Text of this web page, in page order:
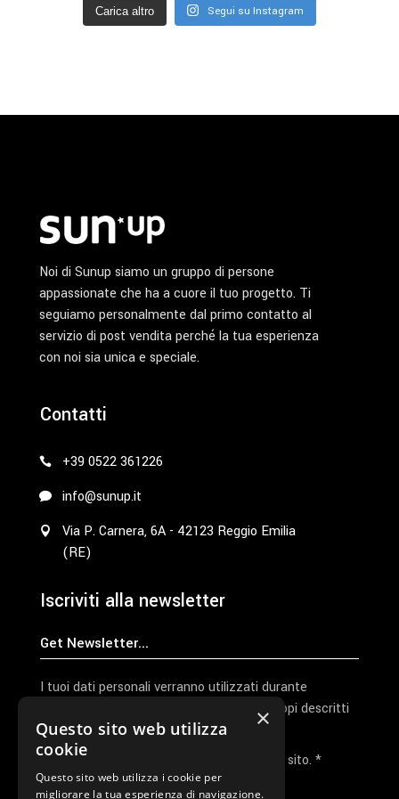
Carica altro Segui su Instagram
Noi di Sunup siamo un gruppo di persone
appassionate che ha a cuore il tuo progetto. Ti
seguiamo personalmente dal primo contatto al
servizio di post vendita perché la tua esperienza
con noi sia unica e speciale.
Contatti
+39 0522 361226
info@sunup.it
Via P. Carnera, 6A - 42123 Reggio Emilia
(RE)
Iscriviti alla newsletter
I tuoi dati personali verranno utilizzati durante
l'elaborazione della richiesta e per altri scopi descritti
nella nostraprivacy policy
Ho letto e accetto la privacy policy del sito. *
×
Questo sito web utilizza
cookie
Questo sito web utilizza i cookie per
migliorare la tua esperienza di navigazione.